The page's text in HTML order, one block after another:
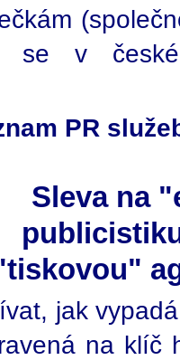
se v
PR
Sleva na
jak
na klíč